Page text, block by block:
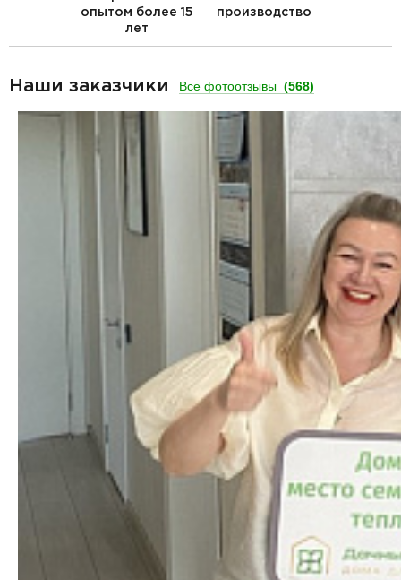
опытом более 15
лет
производство
Наши заказчики Все фотоотзывы (568)